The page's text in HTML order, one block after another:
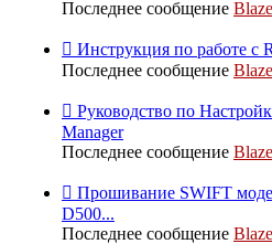
Последнее сообщение Blaze
Инструкция по работе с
Последнее сообщение Blaze
Руководство по
Manager
Последнее сообщение Blaze
Прошивание SWIFT
D500...
Последнее сообщение Blaze